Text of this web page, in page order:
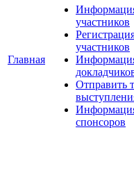
Главная
участников
участников
Отправить
спонсоров